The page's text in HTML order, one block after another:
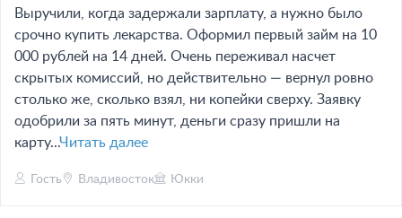
Выручили, когда задержали зарплату, а нужно было
срочно купить лекарства. Оформил первый займ на 10
000 рублей на 14 дней. Очень переживал насчет
скрытых комиссий, но действительно — вернул ровно
столько же, сколько взял, ни копейки сверху. Заявку
одобрили за пять минут, деньги сразу пришли на
карту...Читать далее
Гость Владивосток Юкки